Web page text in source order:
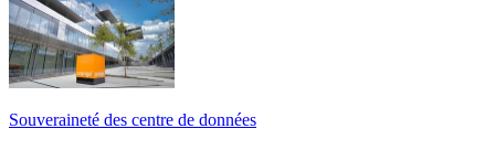
Souveraineté des centre de données